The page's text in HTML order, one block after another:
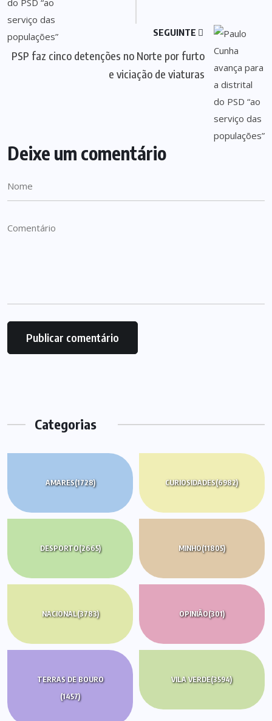
SEGUINTE
PSP faz cinco detenções no Norte por furto
e viciação de viaturas
Deixe um comentário
Categorias
AMARES(1728) CURIOSIDADES(6982)
DESPORTO(2665) MINHO(11805)
NACIONAL(3783) OPINIÃO(301)
TERRAS DE BOURO
(1457)
VILA VERDE(3594)